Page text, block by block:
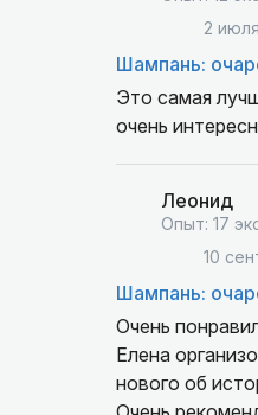
2
Шампань:
Это самая
очень
Леонид
Опыт: 17
10
Шампань:
Очень
Елена
нового об